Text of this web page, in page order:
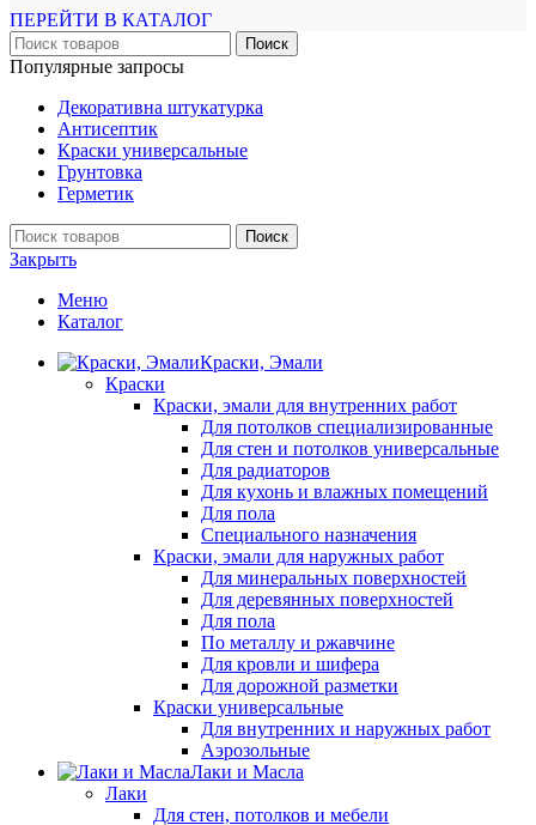
ПЕРЕЙТИ В КАТАЛОГ
Поиск
Популярные запросы
Декоративна штукатурка
Антисептик
Краски универсальные
Грунтовка
Герметик
Поиск
Закрыть
Меню
Каталог
Краски, Эмали
Краски
Краски, эмали для внутренних работ
Для потолков специализированные
Для стен и потолков универсальные
Для радиаторов
Для кухонь и влажных помещений
Для пола
Специального назначения
Краски, эмали для наружных работ
Для минеральных поверхностей
Для деревянных поверхностей
Для пола
По металлу и ржавчине
Для кровли и шифера
Для дорожной разметки
Краски универсальные
Для внутренних и наружных работ
Аэрозольные
Лаки и Масла
Лаки
Для стен, потолков и мебели